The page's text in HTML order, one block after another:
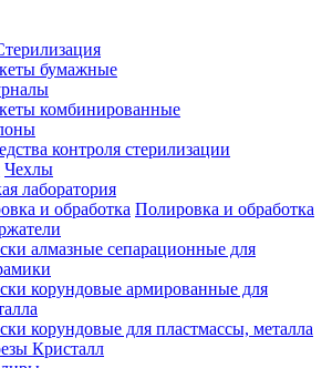
бумажные
комбинированные
контроля стерилизации
Чехлы
лаборатория
Полировка и обработка
алмазные сепарационные для
корундовые армированные для
корундовые для пластмассы, металла
Кристалл